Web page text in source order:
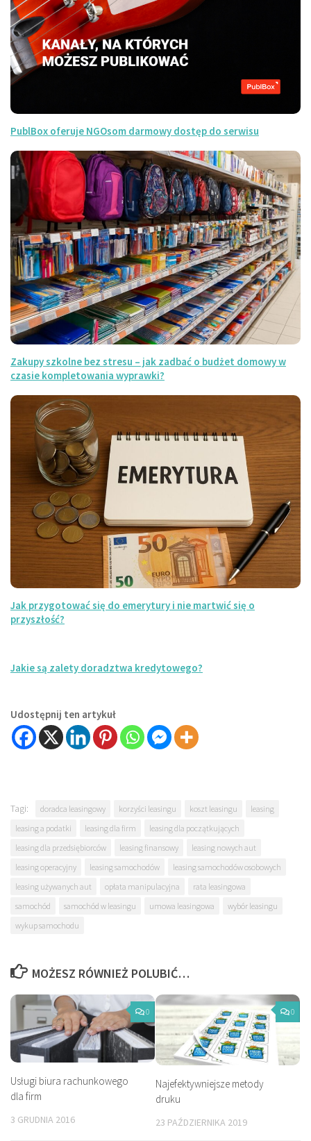
PublBox oferuje NGOsom darmowy dostęp do serwisu
Zakupy szkolne bez stresu – jak zadbać o budżet domowy w
czasie kompletowania wyprawki?
Jak przygotować się do emerytury i nie martwić się o
przyszłość?
Jakie są zalety doradztwa kredytowego?
Udostępnij ten artykuł
Tagi: doradca leasingowy korzyści leasingu koszt leasingu
leasing
leasing a podatki
leasing dla firm
leasing dla początkujących
leasing dla przedsiębiorców
leasing finansowy
leasing nowych aut
leasing operacyjny
leasing samochodów
leasing samochodów osobowych
leasing używanych aut
opłata manipulacyjna
rata leasingowa
samochód
samochód w leasingu umowa leasingowa
wybór leasingu
wykup samochodu
MOŻESZ RÓWNIEŻ POLUBIĆ…
0
Usługi biura rachunkowego
dla firm
3 GRUDNIA 2016
0
Najefektywniejsze metody
druku
23 PAŹDZIERNIKA 2019